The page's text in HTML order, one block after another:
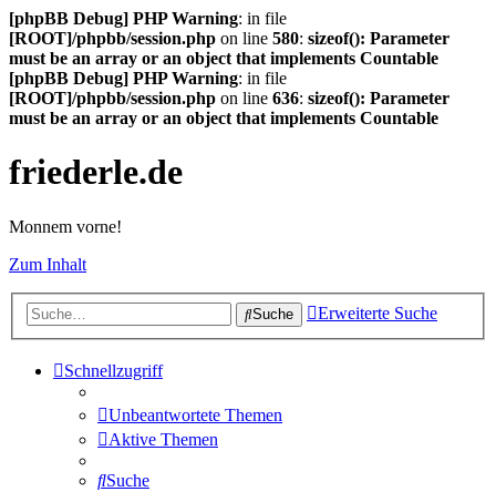
[phpBB Debug] PHP Warning: in file
[ROOT]/phpbb/session.php on line 580: sizeof(): Parameter
must be an array or an object that implements Countable
[phpBB Debug] PHP Warning: in file
[ROOT]/phpbb/session.php on line 636: sizeof(): Parameter
must be an array or an object that implements Countable
friederle.de
Monnem vorne!
Zum Inhalt
Suche Erweiterte Suche
Schnellzugriff
Unbeantwortete Themen
Aktive Themen
Suche